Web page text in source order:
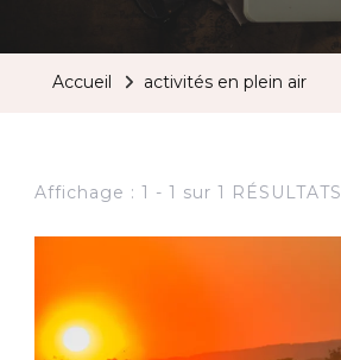
Accueil activités en plein air
Affichage : 1 - 1 sur 1 RÉSULTATS